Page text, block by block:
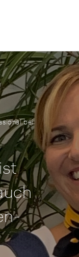
bei